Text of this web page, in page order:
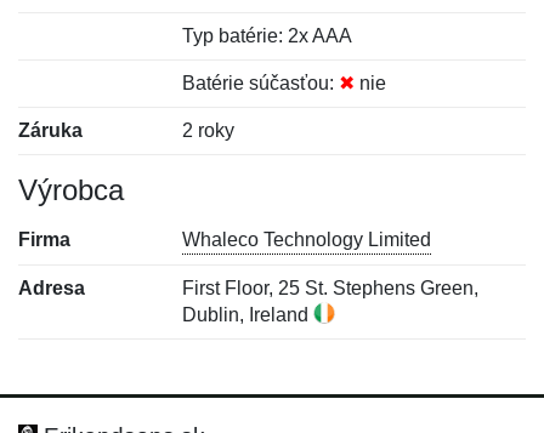
Typ batérie: 2x AAA
Batérie súčasťou: ✖ nie
Záruka 2 roky
Výrobca
Firma Whaleco Technology Limited
Adresa
First Floor, 25 St. Stephens Green,
Dublin, Ireland
Hodnotenie:
Meno: